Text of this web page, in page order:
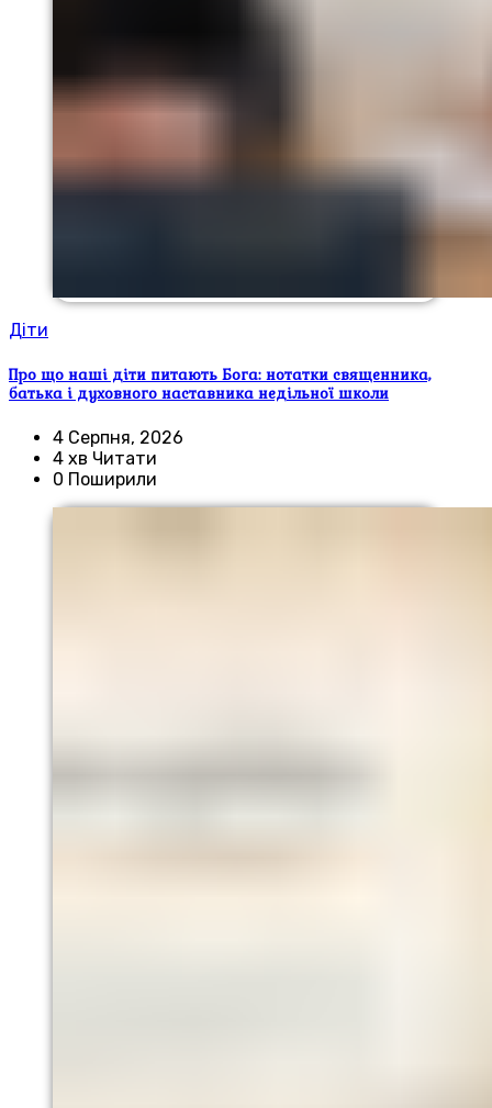
Діти
Про що наші діти питають Бога: нотатки священника,
батька і духовного наставника недільної школи
4 Серпня, 2026
4 хв Читати
0 Поширили